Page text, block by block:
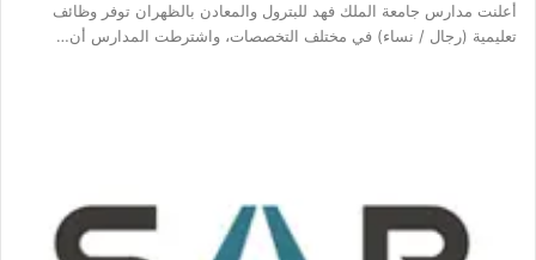
أعلنت مدارس جامعة الملك فهد للبترول والمعادن بالظهران توفر وظائف
تعليمية (رجال / نساء) في مختلف التخصصات، واشترطت المدارس أن…